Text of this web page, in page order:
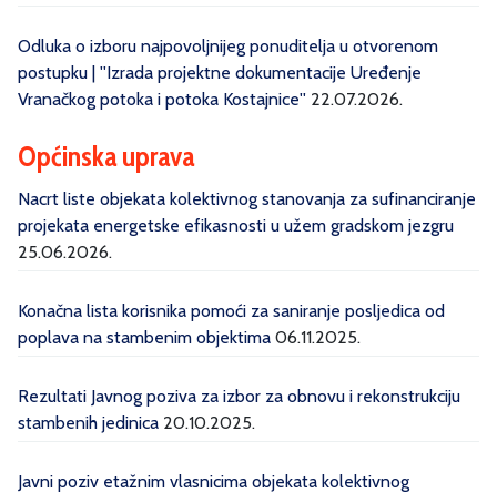
Odluka o izboru najpovoljnijeg ponuditelja u otvorenom
postupku | ''Izrada projektne dokumentacije Uređenje
Vranačkog potoka i potoka Kostajnice'' 22.07.2026.
Općinska uprava
Nacrt liste objekata kolektivnog stanovanja za sufinanciranje
projekata energetske efikasnosti u užem gradskom jezgru
25.06.2026.
Konačna lista korisnika pomoći za saniranje posljedica od
poplava na stambenim objektima 06.11.2025.
Rezultati Javnog poziva za izbor za obnovu i rekonstrukciju
stambenih jedinica 20.10.2025.
Javni poziv etažnim vlasnicima objekata kolektivnog